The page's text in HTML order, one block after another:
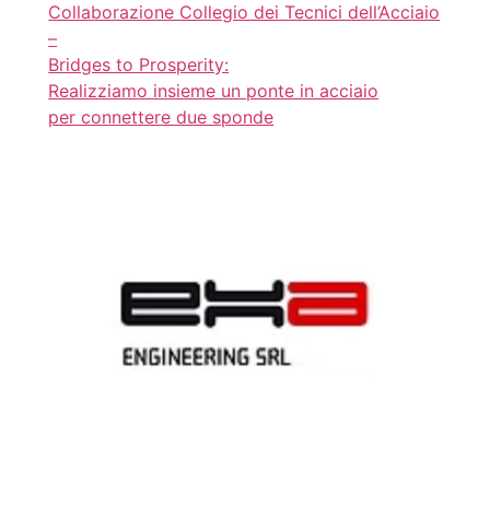
Collaborazione Collegio dei Tecnici dell’Acciaio
–
Bridges to Prosperity:
Realizziamo insieme un ponte in acciaio
per connettere due sponde